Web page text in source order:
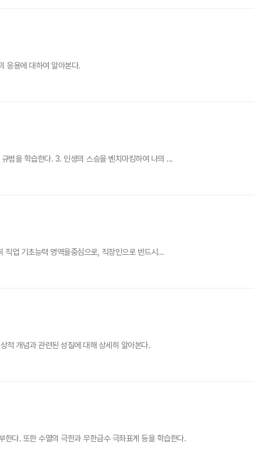
응용에 대하여 알아본다.
범을 학습한다. 3. 인생의 스승을 벤치마킹하여 나의 ...
업 기초능력 영역을중심으로, 직장인으로 반드시...
적 개념과 관련된 성질에 대해 상세히 알아본다.
다. 또한 수열의 극한과 무한급수 극좌표계 등을 학습한다.